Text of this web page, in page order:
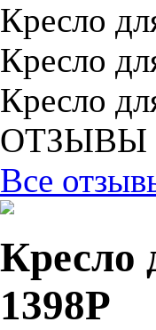
Кресло
Кресло
Кресло
ОТЗЫВЫ
Все
Кресло
1398P